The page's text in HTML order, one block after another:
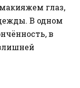
глаз,
В одном
в